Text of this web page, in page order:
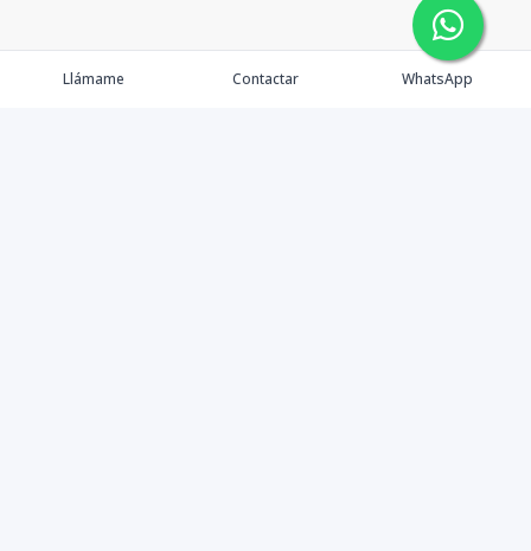
Llámame Contactar WhatsApp